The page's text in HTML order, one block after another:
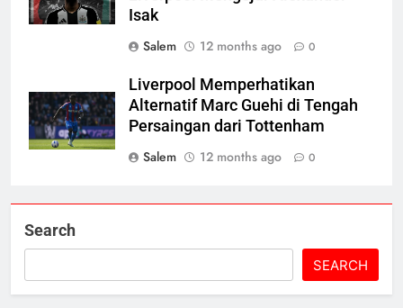
Isak
Salem
12 months ago 0
Liverpool Memperhatikan
Alternatif Marc Guehi di Tengah
Persaingan dari Tottenham
Salem
12 months ago 0
Search
SEARCH